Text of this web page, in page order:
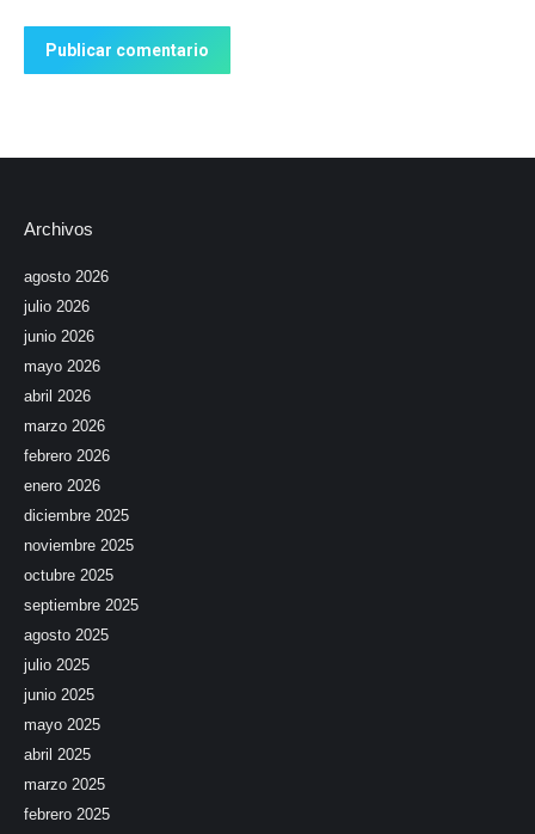
Publicar comentario
Archivos
agosto 2026
julio 2026
junio 2026
mayo 2026
abril 2026
marzo 2026
febrero 2026
enero 2026
diciembre 2025
noviembre 2025
octubre 2025
septiembre 2025
agosto 2025
julio 2025
junio 2025
mayo 2025
abril 2025
marzo 2025
febrero 2025